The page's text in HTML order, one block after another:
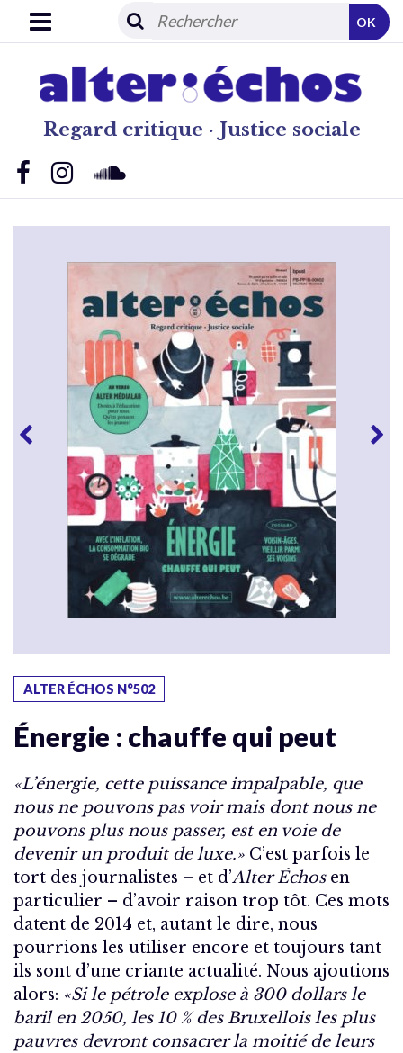
Regard critique · Justice sociale
OK
ALTER ÉCHOS N°502
Énergie : chauffe qui peut
«L’énergie, cette puissance impalpable, que
nous ne pouvons pas voir mais dont nous ne
pouvons plus nous passer, est en voie de
devenir un produit de luxe.» C’est parfois le
tort des journalistes – et d’Alter Échosen
particulier – d’avoir raison trop tôt. Ces mots
datent de 2014 et, autant le dire, nous
pourrions les utiliser encore et toujours tant
ils sont d’une criante actualité. Nous ajoutions
alors: «Si le pétrole explose à 300 dollars le
baril en 2050, les 10 % des Bruxellois les plus
pauvres devront consacrer la moitié de leurs